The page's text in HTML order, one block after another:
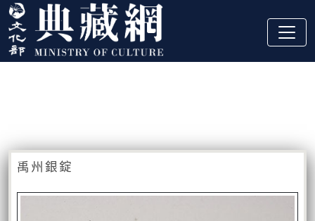
跳到主要內容
:::
禹州銀錠